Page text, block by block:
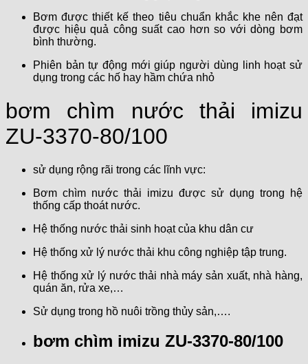
Bơm được thiết kế theo tiêu chuẩn khắc khe nên đạt
được hiệu quả công suất cao hơn so với dòng bơm
bình thường.
Phiên bản tự động mới giúp người dùng linh hoạt sử
dụng trong các hố hay hầm chứa nhỏ
bơm chìm nước thải imizu
ZU-3370-80/100
sử dụng rộng rãi trong các lĩnh vực:
Bơm chìm nước thải imizu được sử dụng trong hệ
thống cấp thoát nước.
Hệ thống nước thải sinh hoạt của khu dân cư
Hệ thống xử lý nước thải khu công nghiệp tập trung.
Hệ thống xử lý nước thải nhà máy sản xuất, nhà hàng,
quán ăn, rửa xe,…
Sử dụng trong hồ nuôi trồng thủy sản,….
bơm chìm imizu ZU-3370-80/100